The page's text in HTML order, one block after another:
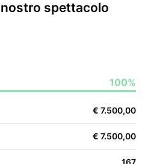
IT
ES
spettacolo
100%
€ 7.500,00
€ 7.500,00
167